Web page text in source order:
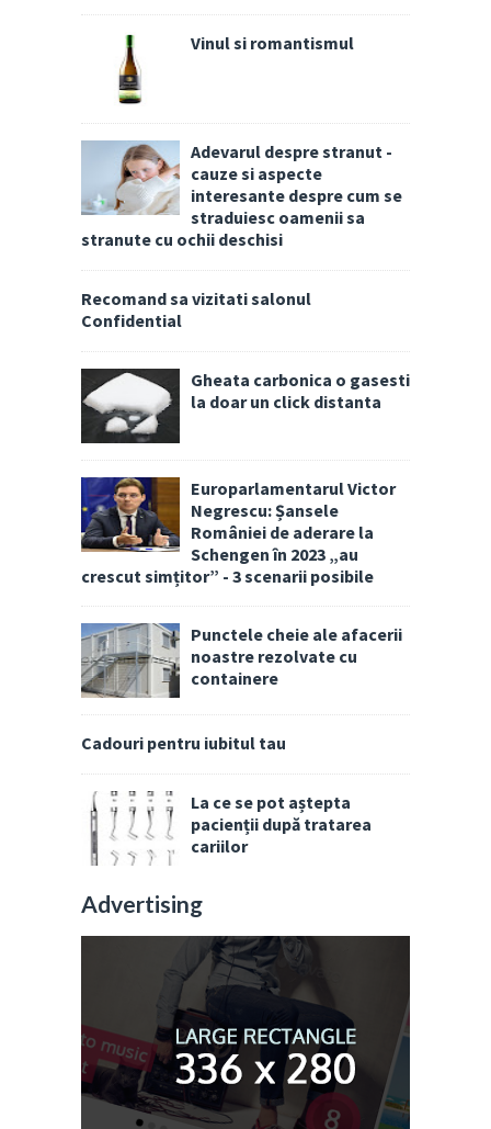
Vinul si romantismul
Adevarul despre stranut -
cauze si aspecte
interesante despre cum se
straduiesc oamenii sa
stranute cu ochii deschisi
Recomand sa vizitati salonul
Confidential
Gheata carbonica o gasesti
la doar un click distanta
Europarlamentarul Victor
Negrescu: Șansele
României de aderare la
Schengen în 2023 „au
crescut simțitor” - 3 scenarii posibile
Punctele cheie ale afacerii
noastre rezolvate cu
containere
Cadouri pentru iubitul tau
La ce se pot aștepta
pacienții după tratarea
cariilor
Advertising